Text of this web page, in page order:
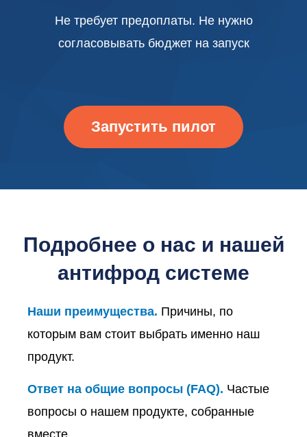
Не требует предоплаты. Не нужно
согласовывать бюджет на запуск
Запустить пилот
Подробнее о нас и нашей
антифрод системе
Наши преимущества. Причины, по
которым вам стоит выбрать именно наш
продукт.
Ответ на общие вопросы (FAQ). Частые
вопросы о нашем продукте, собранные